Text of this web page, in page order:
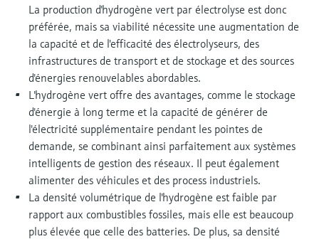
La production d'hydrogène vert par électrolyse est donc
préférée, mais sa viabilité nécessite une augmentation de
la capacité et de l'efficacité des électrolyseurs, des
infrastructures de transport et de stockage et des sources
d'énergies renouvelables abordables.
L'hydrogène vert offre des avantages, comme le stockage
d'énergie à long terme et la capacité de générer de
l'électricité supplémentaire pendant les pointes de
demande, se combinant ainsi parfaitement aux systèmes
intelligents de gestion des réseaux. Il peut également
alimenter des véhicules et des process industriels.
La densité volumétrique de l'hydrogène est faible par
rapport aux combustibles fossiles, mais elle est beaucoup
plus élevée que celle des batteries. De plus, sa densité